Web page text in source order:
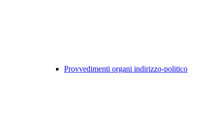
Provvedimenti organi indirizzo-politico